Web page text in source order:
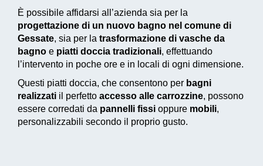
È possibile affidarsi all’azienda sia per la
progettazione di un nuovo bagno nel comune di
Gessate, sia per la trasformazione di vasche da
bagno e piatti doccia tradizionali, effettuando
l’intervento in poche ore e in locali di ogni dimensione.
Questi piatti doccia, che consentono per bagni
realizzati il perfetto accesso alle carrozzine, possono
essere corredati da pannelli fissi oppure mobili,
personalizzabili secondo il proprio gusto.